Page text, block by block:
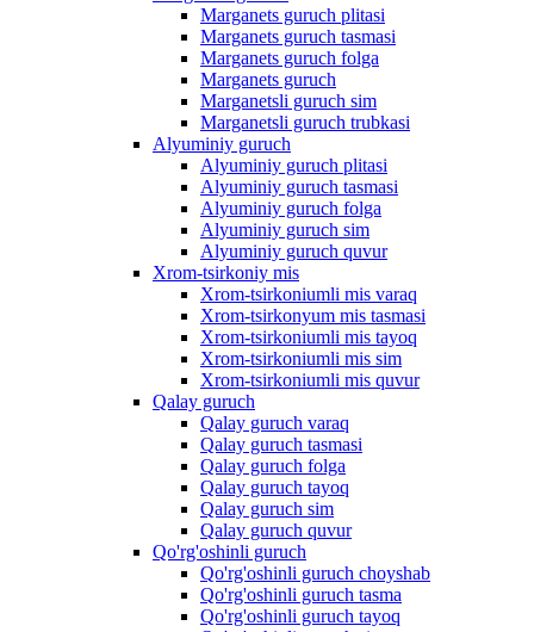
Marganets guruch plitasi
Marganets guruch tasmasi
Marganets guruch folga
Marganets guruch
Marganetsli guruch sim
Marganetsli guruch trubkasi
Alyuminiy guruch
Alyuminiy guruch plitasi
Alyuminiy guruch tasmasi
Alyuminiy guruch folga
Alyuminiy guruch sim
Alyuminiy guruch quvur
Xrom-tsirkoniy mis
Xrom-tsirkoniumli mis varaq
Xrom-tsirkonyum mis tasmasi
Xrom-tsirkoniumli mis tayoq
Xrom-tsirkoniumli mis sim
Xrom-tsirkoniumli mis quvur
Qalay guruch
Qalay guruch varaq
Qalay guruch tasmasi
Qalay guruch folga
Qalay guruch tayoq
Qalay guruch sim
Qalay guruch quvur
Qo'rg'oshinli guruch
Qo'rg'oshinli guruch choyshab
Qo'rg'oshinli guruch tasma
Qo'rg'oshinli guruch tayoq